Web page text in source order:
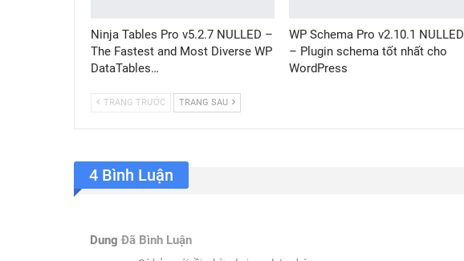
Ninja Tables Pro v5.2.7 NULLED –
The Fastest and Most Diverse WP
DataTables…
WP Schema Pro v2.10.1 NULLED
– Plugin schema tốt nhất cho
WordPress
TRANG TRƯỚC TRANG SAU
4 Bình Luận
Dung Đã Bình Luận